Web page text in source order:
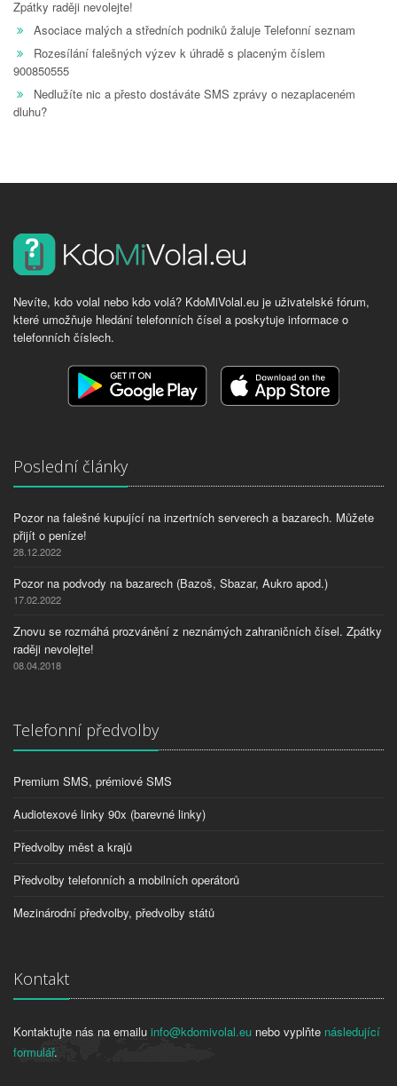
Zpátky raději nevolejte!
Asociace malých a středních podniků žaluje Telefonní seznam
Rozesílání falešných výzev k úhradě s placeným číslem
900850555
Nedlužíte nic a přesto dostáváte SMS zprávy o nezaplaceném
dluhu?
Nevíte, kdo volal nebo kdo volá? KdoMiVolal.eu je uživatelské fórum,
které umožňuje hledání telefonních čísel a poskytuje informace o
telefonních číslech.
Poslední články
Pozor na falešné kupující na inzertních serverech a bazarech. Můžete
přijít o peníze!
28.12.2022
Pozor na podvody na bazarech (Bazoš, Sbazar, Aukro apod.)
17.02.2022
Znovu se rozmáhá prozvánění z neznámých zahraničních čísel. Zpátky
raději nevolejte!
08.04.2018
Telefonní předvolby
Premium SMS, prémiové SMS
Audiotexové linky 90x (barevné linky)
Předvolby měst a krajů
Předvolby telefonních a mobilních operátorů
Mezinárodní předvolby, předvolby států
Kontakt
Kontaktujte nás na emailu info@kdomivolal.eu nebo vyplňte následující
formulář.